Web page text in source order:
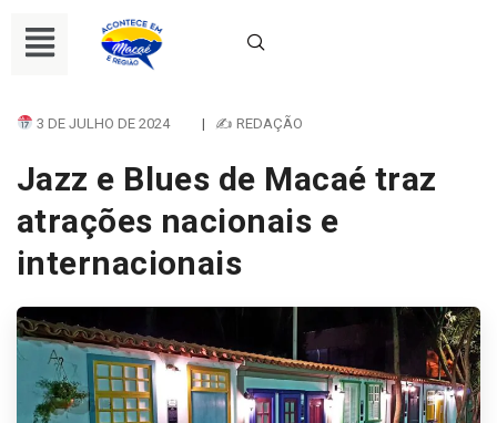
3 DE JULHO DE 2024 | ✍ REDAÇÃO
Jazz e Blues de Macaé traz
atrações nacionais e
internacionais